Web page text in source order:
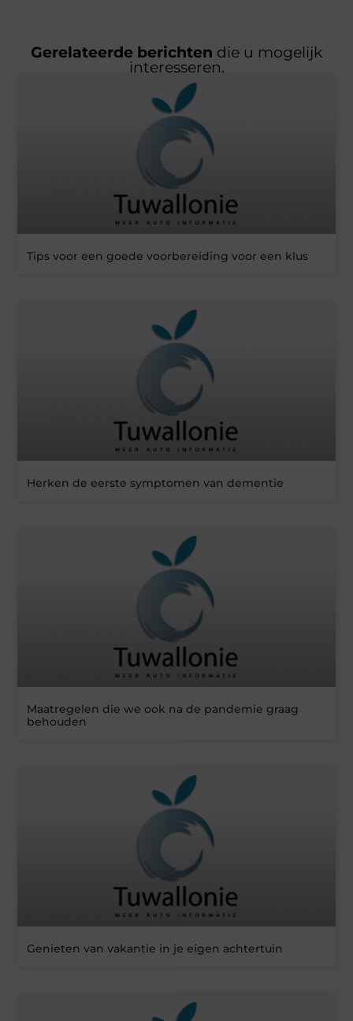
Gerelateerde berichten die u mogelijk
interesseren.
Tips voor een goede voorbereiding voor een klus
Herken de eerste symptomen van dementie
Maatregelen die we ook na de pandemie graag
behouden
Genieten van vakantie in je eigen achtertuin